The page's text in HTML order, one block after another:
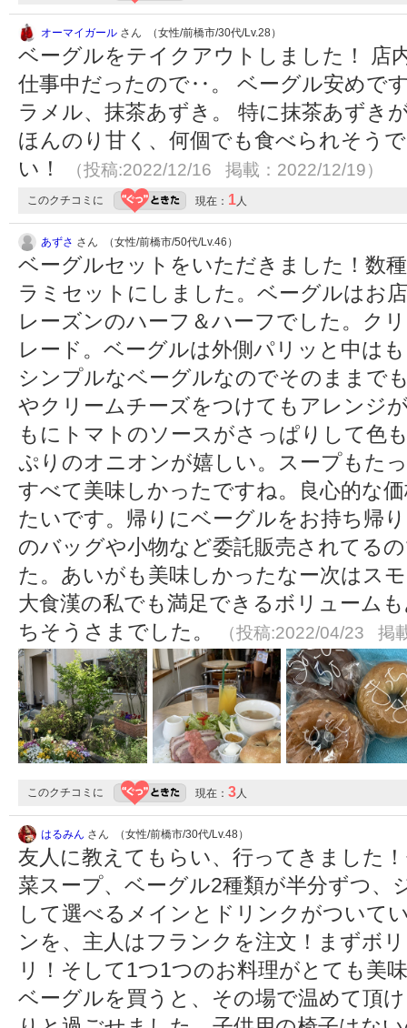
オーマイガール さん （女性/前橋市/30代/Lv.28）
ベーグルをテイクアウトしました！ 店
仕事中だったので‥。 ベーグル安めで
ラメル、抹茶あずき。 特に抹茶あずき
ほんのり甘く、何個でも食べられそう
い！
（投稿:2022/12/16 掲載：2022/12/19）
このクチコミに 現在： 1人
あずさ さん （女性/前橋市/50代/Lv.46）
ベーグルセットをいただきました！数
ラミセットにしました。ベーグルはお
レーズンのハーフ＆ハーフでした。ク
レード。ベーグルは外側パリッと中は
シンプルなベーグルなのでそのままで
やクリームチーズをつけてもアレンジ
もにトマトのソースがさっぱりして色
ぷりのオニオンが嬉しい。スープもた
すべて美味しかったですね。良心的な
たいです。帰りにベーグルをお持ち帰
のバッグや小物など委託販売されてる
た。あいがも美味しかったなー次はス
大食漢の私でも満足できるボリューム
ちそうさまでした。
（投稿:2022/04/23 掲
このクチコミに 現在： 3人
はるみん さん （女性/前橋市/30代/Lv.48）
友人に教えてもらい、行ってきました
菜スープ、ベーグル2種類が半分ずつ、
して選べるメインとドリンクがついて
ンを、主人はフランクを注文！まずボ
リ！そして1つ1つのお料理がとても美
ベーグルを買うと、その場で温めて頂